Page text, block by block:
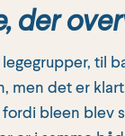
der
til
men det er
bleen